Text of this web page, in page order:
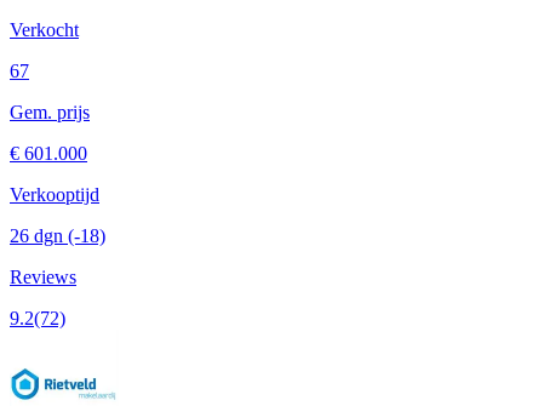
Verkocht
67
Gem. prijs
€ 601.000
Verkooptijd
26 dgn (-18)
Reviews
9.2(72)